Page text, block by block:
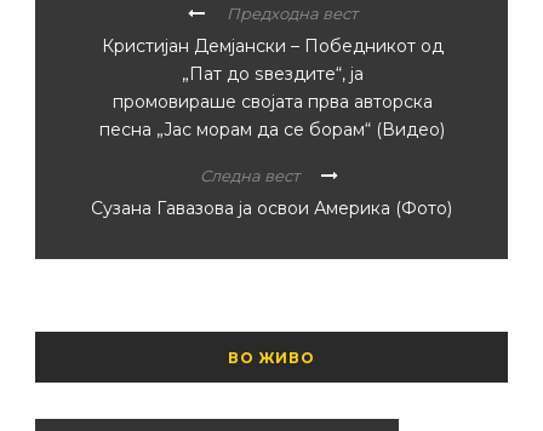
Предходна вест
Кристијан Демјански – Победникот од
„Пат до ѕвездите“, ја
промовираше својата прва авторска
песна „Јас морам да се борам“ (Видео)
Следна вест
Сузана Гавазова ја освои Америка (Фото)
ВО ЖИВО